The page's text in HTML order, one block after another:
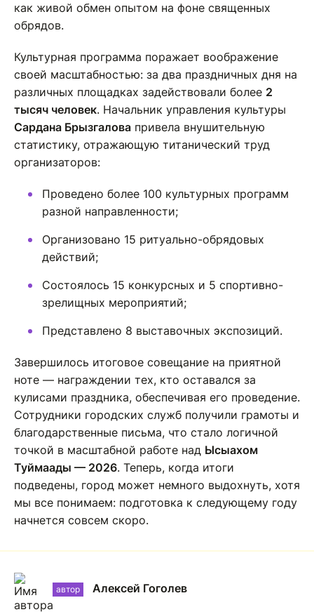
как живой обмен опытом на фоне священных
обрядов.
Культурная программа поражает воображение
своей масштабностью: за два праздничных дня на
различных площадках задействовали более 2
тысяч человек. Начальник управления культуры
Сардана Брызгалова привела внушительную
статистику, отражающую титанический труд
организаторов:
Проведено более 100 культурных программ
разной направленности;
Организовано 15 ритуально-обрядовых
действий;
Состоялось 15 конкурсных и 5 спортивно-
зрелищных мероприятий;
Представлено 8 выставочных экспозиций.
Завершилось итоговое совещание на приятной
ноте — награждении тех, кто оставался за
кулисами праздника, обеспечивая его проведение.
Сотрудники городских служб получили грамоты и
благодарственные письма, что стало логичной
точкой в масштабной работе над Ысыахом
Туймаады — 2026. Теперь, когда итоги
подведены, город может немного выдохнуть, хотя
мы все понимаем: подготовка к следующему году
начнется совсем скоро.
автор Алексей Гоголев